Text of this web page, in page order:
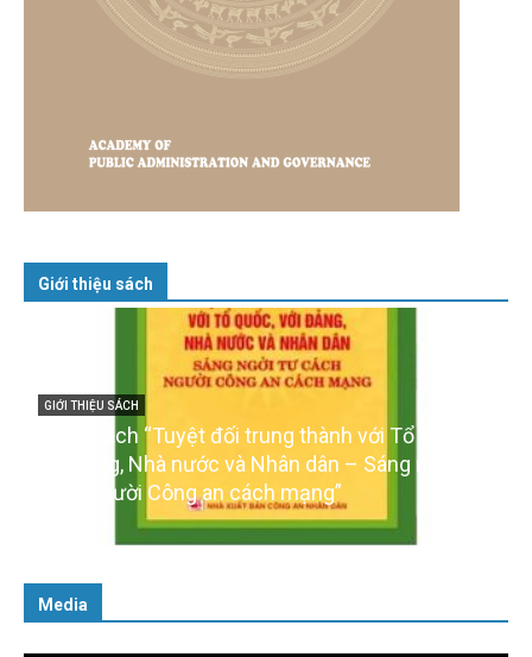
Giới thiệu sách
GIỚI THIỆU SÁCH
Cuốn sách “Tuyệt đối trung thành với Tổ quốc,
với Đảng, Nhà nước và Nhân dân – Sáng ngời tư
cách người Công an cách mạng”
Media